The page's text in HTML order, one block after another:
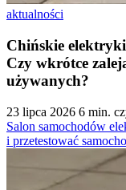
aktualności
Chińskie
Czy wkrótce
używanych?
23 lipca 2026 6 min.
Salon samochodów
i przetestować